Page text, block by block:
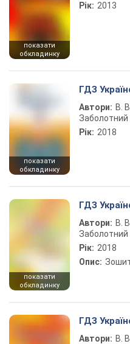
показати
обкладинку
Рік: 2013
показати
обкладинку
ГДЗ
Автори: В.
Заболотний
Рік: 2018
показати
обкладинку
ГДЗ
Автори: В.
Заболотний
Рік: 2018
Опис:
ГДЗ
Автори: В.